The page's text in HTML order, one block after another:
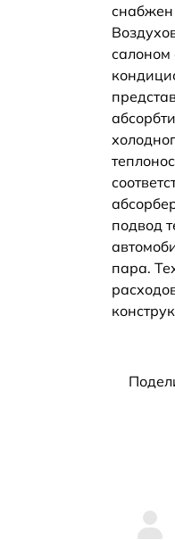
снабжен
салоном
подвод
пара.